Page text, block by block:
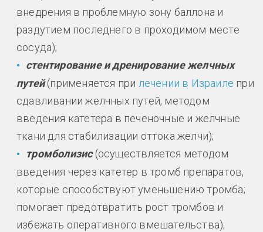
внедрения в проблемную зону баллона и
раздутием последнего в проходимом месте
сосуда);
стентирование и дренирование желчных
путей(применяется при лечении в Израиле при
сдавливании желчных путей, методом
введения катетера в печеночные и желчные
ткани для стабилизации оттока желчи);
тромболизис(осуществляется методом
введения через катетер в тромб препаратов,
которые способствуют уменьшению тромба;
помогает предотвратить рост тромбов и
избежать оперативного вмешательства);